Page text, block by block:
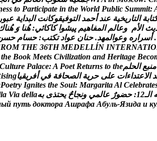
ess to Participate in the World Public Summit:
تابة التاريخية عند أحمد التوفيقوكانت البداية عبو
يث الم وعالم المفاهيم پیشوا کاکائي: هنا و هنا
أسراره وعوالمهد. حنان عواد تكتب: حسام حس
ROM THE 36TH MEDELLÍN INTERNATIO
the Book Meets Civilization and Heritage Beco
منبع الحلم Culture Palace:A Poet Returns to the
د العتداءات على حرية الصحافة في أفريقيا ising
Poetry Ignites the Soul: MargaritaAl Celebrate
الـ 12
: حضور عالمي ونجاح يحتذى به la Via della
ый путь доктора Ашрафа Абуль-Язида и ку